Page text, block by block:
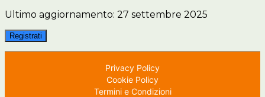
Ultimo aggiornamento: 27 settembre 2025
Registrati
Privacy Policy
Cookie Policy
Termini e Condizioni